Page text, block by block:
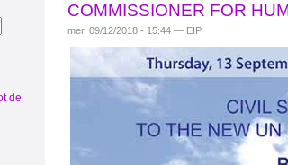
de
COMMISSIONER FOR
mer, 09/12/2018 - 15:44 — EIP